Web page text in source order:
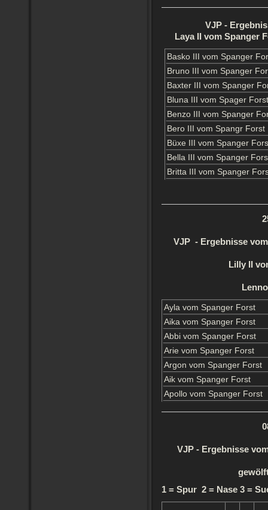
VJP -
Laya II vom Spanger
Basko III vom Spanger
Bruno III vom Spanger
Baxter III vom Spanger
Bluna III vom Spager Forst
Benzo III vom Spanger
Bero III vom Spangr Forst
Büxe III vom Spanger
Bella III vom Spanger
Britta III vom Spanger
VJP - Ergebnisse
Lilly II
Ayla vom Spanger Forst
Aika vom Spanger Forst
Abbi vom Spanger Forst
Arie vom Spanger Forst
Argon vom Spanger Forst
Aik vom Spanger Forst
Apollo vom Spanger Forst
VJP - Ergebnisse
1 = Spur 2 = Nase 3 =